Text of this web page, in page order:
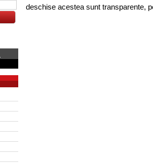
deschise acestea sunt transparente,